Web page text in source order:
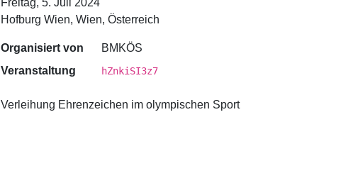
Freitag, 5. Juli 2024
Hofburg Wien, Wien, Österreich
Organisiert von
BMKÖS
Veranstaltung
hZnkiSI3z7
Verleihung Ehrenzeichen im olympischen Sport